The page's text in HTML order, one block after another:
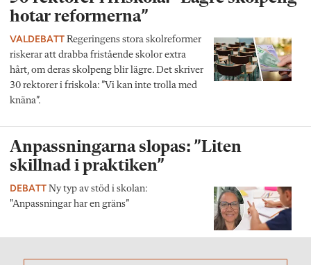
hotar reformerna”
VALDEBATT Regeringens stora skolreformer
riskerar att drabba fristående skolor extra
hårt, om deras skolpeng blir lägre. Det skriver
30 rektorer i friskola: ”Vi kan inte trolla med
knäna”.
Anpassningarna slopas: ”Liten
skillnad i praktiken”
DEBATT Ny typ av stöd i skolan:
"Anpassningar har en gräns”